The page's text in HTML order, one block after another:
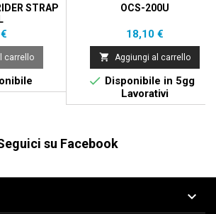
STRAP
carrello
OCS-200U
Prezzo
18,10 €
 Aggiungi al carrello
 Disponibile in 5gg
Lavorativi
su Facebook
